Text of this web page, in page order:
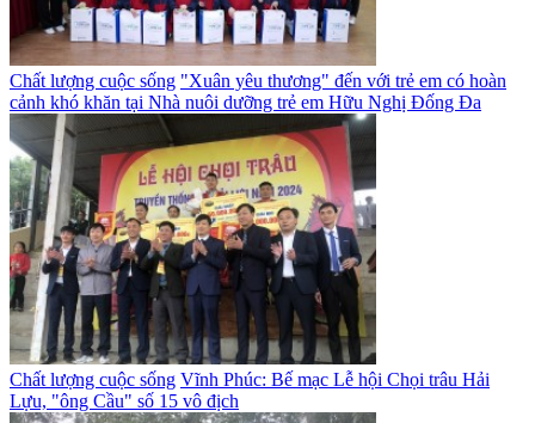
Chất lượng cuộc sống "Xuân yêu thương" đến với trẻ em có hoàn
cảnh khó khăn tại Nhà nuôi dưỡng trẻ em Hữu Nghị Đống Đa
Chất lượng cuộc sống Vĩnh Phúc: Bế mạc Lễ hội Chọi trâu Hải
Lựu, "ông Cầu" số 15 vô địch